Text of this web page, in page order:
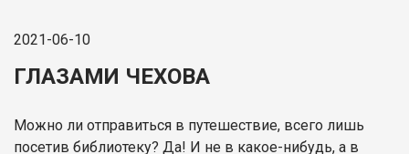
2021-06-10
ГЛАЗАМИ ЧЕХОВА
Можно ли отправиться в путешествие, всего лишь
посетив библиотеку? Да! И не в какое-нибудь, а в